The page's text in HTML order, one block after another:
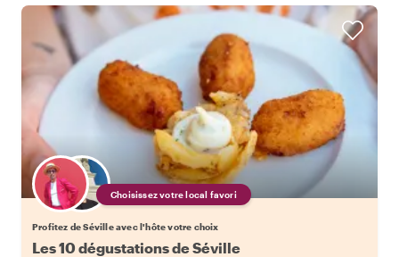
Choisissez votre local favori
Profitez de Séville avec l'hôte votre choix
Les 10 dégustations de Séville